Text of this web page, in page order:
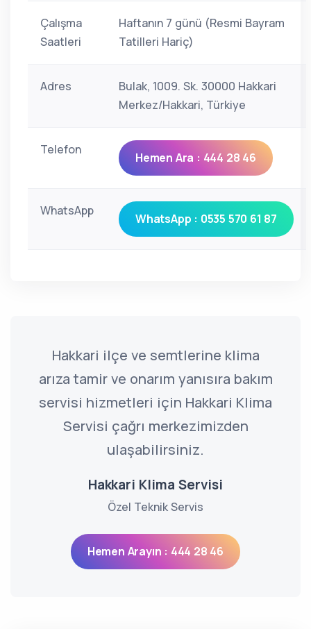
Çalışma
Saatleri
Haftanın 7 günü (Resmi Bayram
Tatilleri Hariç)
Adres
Bulak, 1009. Sk. 30000 Hakkari
Merkez/Hakkari, Türkiye
Telefon
Hemen Ara : 444 28 46
WhatsApp
WhatsApp : 0535 570 61 87
Hakkari ilçe ve semtlerine klima
arıza tamir ve onarım yanısıra bakım
servisi hizmetleri için Hakkari Klima
Servisi çağrı merkezimizden
ulaşabilirsiniz.
Hakkari Klima Servisi
Özel Teknik Servis
Hemen Arayın : 444 28 46